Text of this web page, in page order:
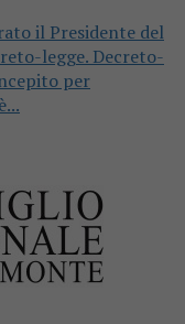
il Presidente del
legge. Decreto-
per